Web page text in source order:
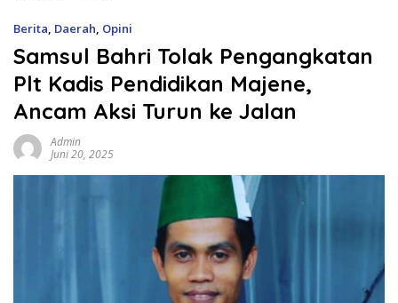
Berita, Daerah, Opini
Samsul Bahri Tolak Pengangkatan
Plt Kadis Pendidikan Majene,
Ancam Aksi Turun ke Jalan
Admin
Juni 20, 2025